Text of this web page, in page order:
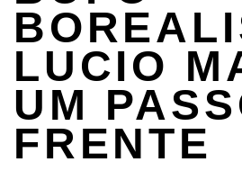
LUCIO
UM
FRENTE